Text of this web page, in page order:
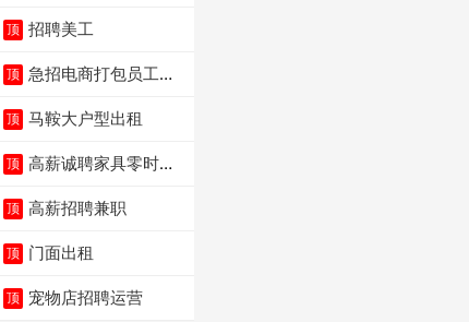
顶 招聘美工
顶 急招电商打包员工作
顶 马鞍大户型出租
顶 高薪诚聘家具零时促
顶 高薪招聘兼职
顶 门面出租
顶 宠物店招聘运营